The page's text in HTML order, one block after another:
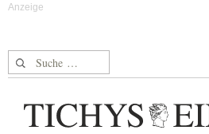
Suche nach: